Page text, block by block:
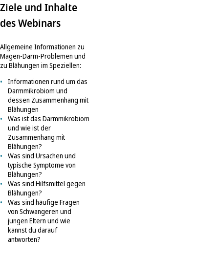
Ziele und Inhalte
des Webinars
Allgemeine Informationen zu
Magen-Darm-Problemen und
zu Blähungen im Speziellen:
Informationen rund um das
Darmmikrobiom und
dessen Zusammenhang mit
Blähungen
Was ist das Darmmikrobiom
und wie ist der
Zusammenhang mit
Blähungen?
Was sind Ursachen und
typische Symptome von
Blähungen?
Was sind Hilfsmittel gegen
Blähungen?
Was sind häufige Fragen
von Schwangeren und
jungen Eltern und wie
kannst du darauf
antworten?